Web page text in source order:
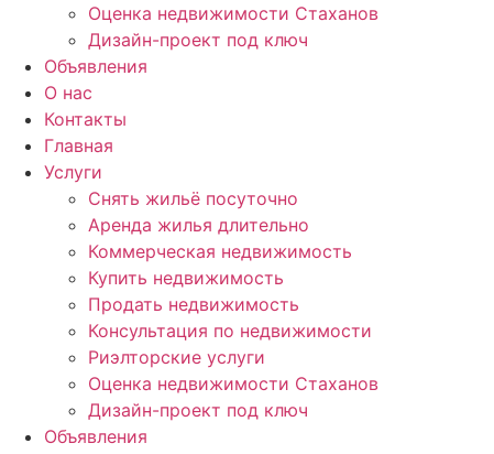
Оценка недвижимости Стаханов
Дизайн-проект под ключ
Объявления
О нас
Контакты
Главная
Услуги
Снять жильё посуточно
Аренда жилья длительно
Коммерческая недвижимость
Купить недвижимость
Продать недвижимость
Консультация по недвижимости
Риэлторские услуги
Оценка недвижимости Стаханов
Дизайн-проект под ключ
Объявления